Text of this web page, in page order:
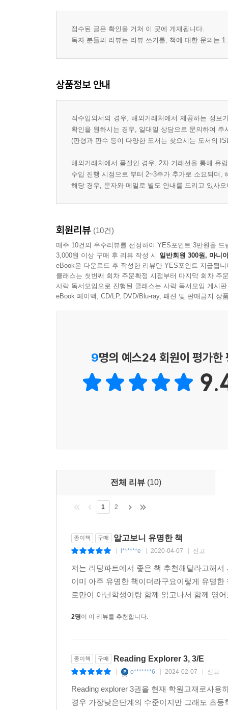
접수된 글은 확인을 거쳐 이 곳에 게재됩니다.
독자 분들의 리뷰는 리뷰 쓰기를, 책에 대한 문의는
상품정보 안내
직수입외서의 경우, 해외거래처에서 제공하는 정
확인을 원하시는 경우, 일대일 상담으로 문의하여 주
(판형과 판수 등이 다양한 도서는 찾으시는 도서의
해외거래처에서 품절인 경우, 2차 거래선을 통해 유
수입 진행 시점으로 부터 2~3주가 추가로 소요되며,
해당 경우, 문자와 메일로 별도 안내를 드리고 있사
회원리뷰 (10건)
매주 10건의 우수리뷰를 선정하여 YES포인트 3만원을 드
3,000원 이상 구매 후 리뷰 작성 시 일반회원 300원, 마니
eBook은 다운로드 후 작성한 리뷰만 YES포인트 지급됩니
클래스는 첫번째 회차 주문확정 시점부터 마지막 회차 주
사락 독서모임으로 진행된 클래스는 사락 독서모임 게시
eBook 페이백, CD/LP, DVD/Blu-ray, 패션 및 판매금지 상
9명의 예스24 회원이 평가한
전체 리뷰 (10)
1 2
종이책 구매 알고보니 유명한 책
l******e 2020-04-07 신고
저는 리딩파트에서 좋은 책 추천해달라고해
이미 아주 유명한 책이더라구요이렇게 유명
로만이 아닌학생이랑 함께 읽고나서 함께 영
2명이 이 리뷰를 추천합니다.
종이책 구매 Reading Explorer 3, 3/E
o*******6 2024-02-07 신고
Reading explorer 3권을 현재 학원교재로사용
경우 가장낮은단계의 수준이지만 그래도 초